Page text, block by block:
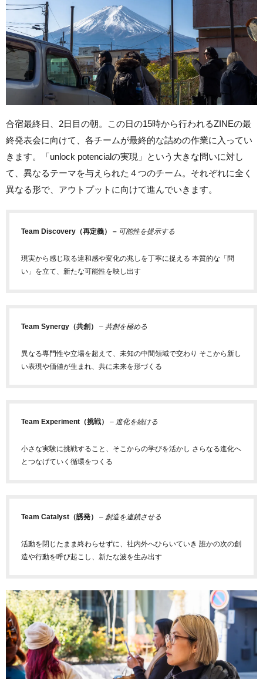
合宿最終日、2日目の朝。この日の15時から行われるZINEの最
終発表会に向けて、各チームが最終的な詰めの作業に入ってい
きます。「unlock potencialの実現」という大きな問いに対し
て、異なるテーマを与えられた４つのチーム。それぞれに全く
異なる形で、アウトプットに向けて進んでいきます。
Team Discovery（再定義） – 可能性を提示する
現実から感じ取る違和感や変化の兆しを丁寧に捉える 本質的な「問
い」を立て、新たな可能性を映し出す
Team Synergy（共創） – 共創を極める
異なる専門性や立場を超えて、未知の中間領域で交わり そこから新し
い表現や価値が生まれ、共に未来を形づくる
Team Experiment（挑戦） – 進化を続ける
小さな実験に挑戦すること、そこからの学びを活かし さらなる進化へ
とつなげていく循環をつくる
Team Catalyst（誘発） – 創造を連鎖させる
活動を閉じたまま終わらせずに、社内外へひらいていき 誰かの次の創
造や行動を呼び起こし、新たな波を生み出す